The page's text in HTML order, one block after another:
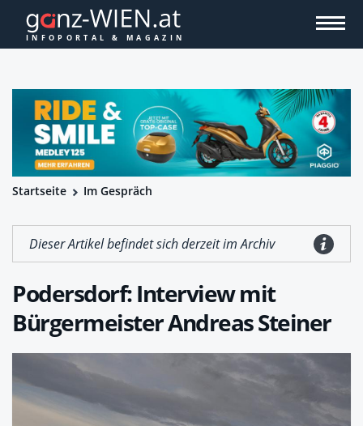
Startseite Im Gespräch
Dieser Artikel befindet sich derzeit im Archiv
Podersdorf: Interview mit
Bürgermeister Andreas Steiner